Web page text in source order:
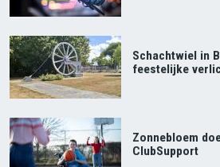
Schachtwiel in
feestelijke
Zonnebloem
ClubSupport